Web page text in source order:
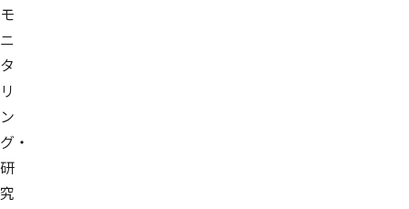
モ
ニ
タ
リ
ン
グ・
研
究